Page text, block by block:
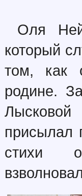
Оля
который
том, как
родине.
присылал
стихи